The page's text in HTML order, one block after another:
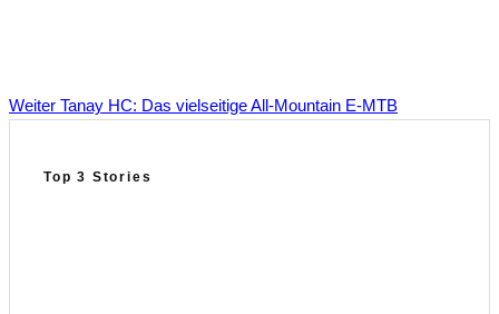
Weiter Tanay HC: Das vielseitige All-Mountain E‑MTB
Top 3 Stories